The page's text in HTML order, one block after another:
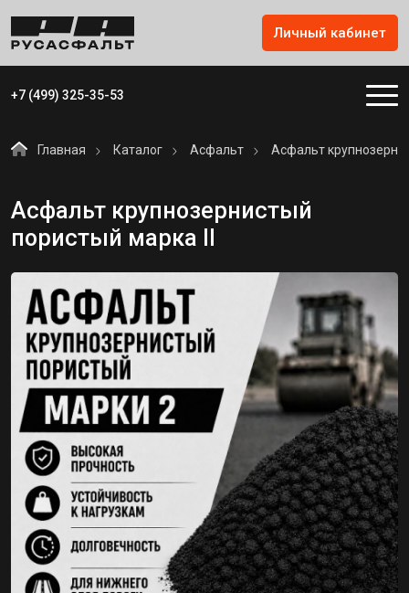
Личный кабинет
+7 (499) 325-35-53
Главная Каталог Асфальт Асфальт
Асфальт крупнозернистый
пористый марка II